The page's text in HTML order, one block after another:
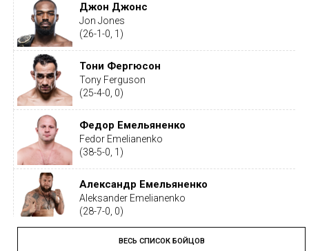
Джон Джонс
Jon Jones
(26-1-0, 1)
Тони Фергюсон
Tony Ferguson
(25-4-0, 0)
Федор Емельяненко
Fedor Emelianenko
(38-5-0, 1)
Александр Емельяненко
Aleksander Emelianenko
(28-7-0, 0)
Тайрон ВудлиВЕСЬ СПИСОК БОЙЦОВ